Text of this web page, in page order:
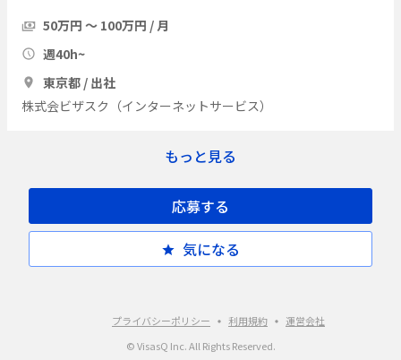
50万円 〜 100万円 / 月
週40h~
東京都 / 出社
株式会ビザスク（インターネットサービス）
もっと見る
応募する
気になる
プライバシーポリシー 利用規約
運営会社
© VisasQ Inc. All Rights Reserved.